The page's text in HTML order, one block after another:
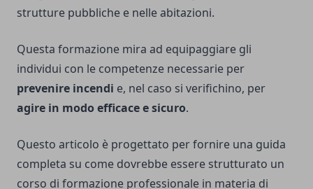
strutture pubbliche e nelle abitazioni.
Questa formazione mira ad equipaggiare gli
individui con le competenze necessarie per
prevenire incendi e, nel caso si verifichino, per
agire in modo efficace e sicuro.
Questo articolo è progettato per fornire una guida
completa su come dovrebbe essere strutturato un
corso di formazione professionale in materia di